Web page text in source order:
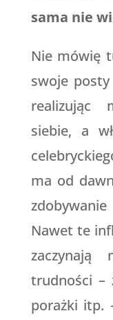
sama nie
Nie mówię
swoje
realizując
siebie, a
ma od
Nawet te
zaczynają
trudności –
porażki itp.